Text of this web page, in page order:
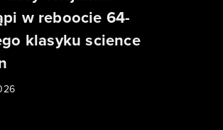
w reboocie 64-
klasyku science